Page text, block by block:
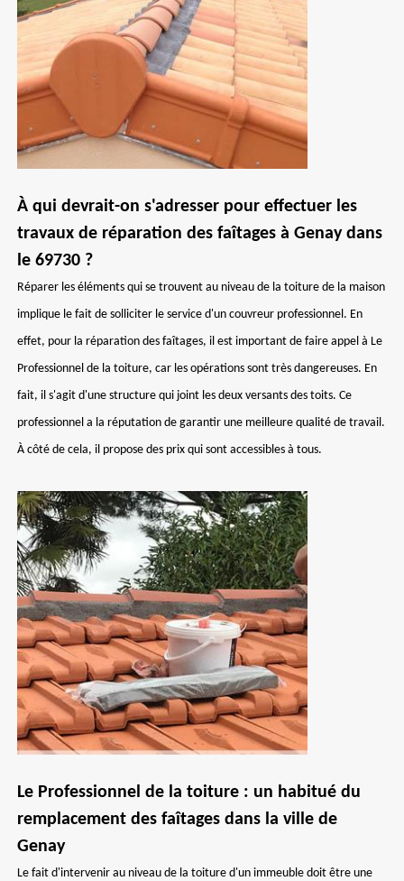
À qui devrait-on s'adresser pour effectuer les
travaux de réparation des faîtages à Genay dans
le 69730 ?
Réparer les éléments qui se trouvent au niveau de la toiture de la maison
implique le fait de solliciter le service d'un couvreur professionnel. En
effet, pour la réparation des faîtages, il est important de faire appel à Le
Professionnel de la toiture, car les opérations sont très dangereuses. En
fait, il s'agit d'une structure qui joint les deux versants des toits. Ce
professionnel a la réputation de garantir une meilleure qualité de travail.
À côté de cela, il propose des prix qui sont accessibles à tous.
Le Professionnel de la toiture : un habitué du
remplacement des faîtages dans la ville de
Genay
Le fait d'intervenir au niveau de la toiture d'un immeuble doit être une